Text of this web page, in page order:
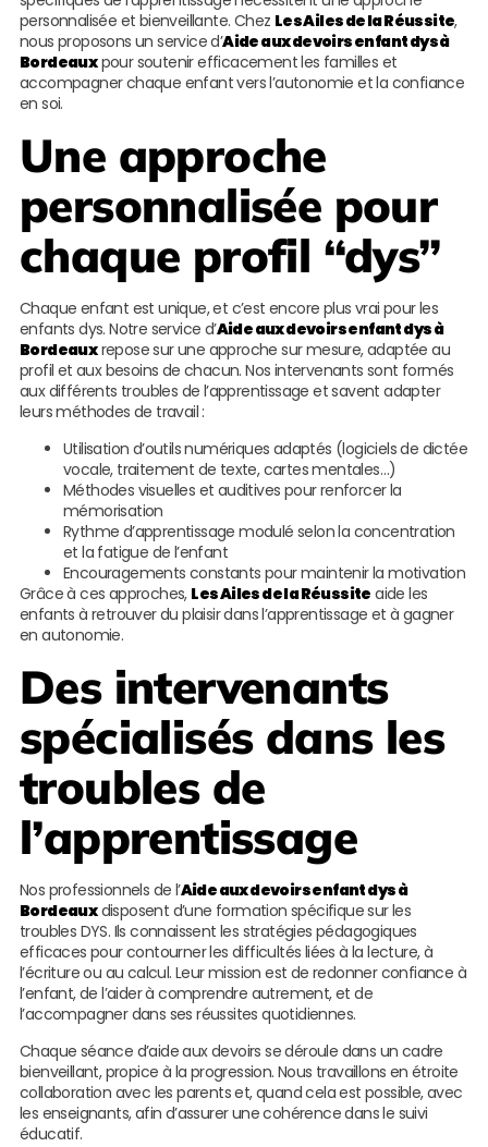
personnalisée et bienveillante. Chez Les Ailes de la Réussite,
nous proposons un service d’Aide aux devoirs enfant dys à
Bordeauxpour soutenir efficacement les familles et
accompagner chaque enfant vers l’autonomie et la confiance
en soi.
Une approche
personnalisée pour
chaque profil “dys”
Chaque enfant est unique, et c’est encore plus vrai pour les
enfants dys. Notre service d’Aide aux devoirs enfant dys à
Bordeauxrepose sur une approche sur mesure, adaptée au
profil et aux besoins de chacun. Nos intervenants sont formés
aux différents troubles de l’apprentissage et savent adapter
leurs méthodes de travail :
Utilisation d’outils numériques adaptés (logiciels de dictée
vocale, traitement de texte, cartes mentales…)
Méthodes visuelles et auditives pour renforcer la
mémorisation
Rythme d’apprentissage modulé selon la concentration
et la fatigue de l’enfant
Encouragements constants pour maintenir la motivation
Grâce à ces approches, Les Ailes de la Réussite aide les
enfants à retrouver du plaisir dans l’apprentissage et à gagner
en autonomie.
Des intervenants
spécialisés dans les
troubles de
l’apprentissage
Nos professionnels de l’Aide aux devoirs enfant dys à
Bordeauxdisposent d’une formation spécifique sur les
troubles DYS. Ils connaissent les stratégies pédagogiques
efficaces pour contourner les difficultés liées à la lecture, à
l’écriture ou au calcul. Leur mission est de redonner confiance à
l’enfant, de l’aider à comprendre autrement, et de
l’accompagner dans ses réussites quotidiennes.
Chaque séance d’aide aux devoirs se déroule dans un cadre
bienveillant, propice à la progression. Nous travaillons en étroite
collaboration avec les parents et, quand cela est possible, avec
les enseignants, afin d’assurer une cohérence dans le suivi
éducatif.